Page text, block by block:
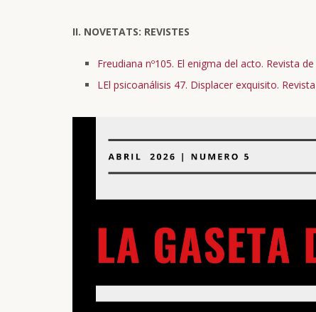
II. NOVETATS: REVISTES
Freudiana nº105. El enigma del acto. Revista
LEl psicoanálisis 47. Displacer exquisito.